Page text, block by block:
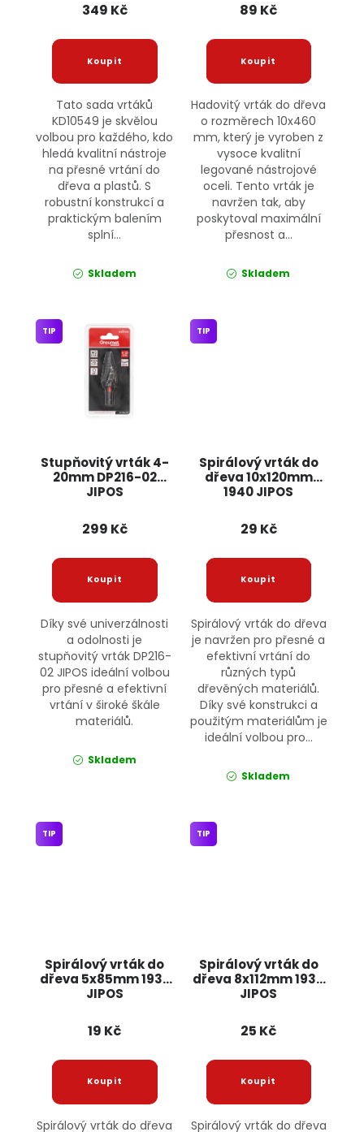
349 Kč
Tato sada vrtáků
KD10549 je skvělou
volbou pro každého, kdo
hledá kvalitní nástroje
na přesné vrtání do
dřeva a plastů. S
robustní konstrukcí a
praktickým balením
splní...
Skladem
89 Kč
Hadovitý vrták do dřeva
o rozměrech 10x460
mm, který je vyroben z
vysoce kvalitní
legované nástrojové
oceli. Tento vrták je
navržen tak, aby
poskytoval maximální
přesnost a...
Skladem
Stupňovitý vrták 4-
20mm DP216-02
JIPOS
TIP
299 Kč
Díky své univerzálnosti
a odolnosti je
stupňovitý vrták DP216-
02 JIPOS ideální volbou
pro přesné a efektivní
vrtání v široké škále
materiálů.
Skladem
Spirálový vrták do
dřeva 10x120mm
1940 JIPOS
TIP
29 Kč
Spirálový vrták do dřeva
je navržen pro přesné a
efektivní vrtání do
různých typů
dřevěných materiálů.
Díky své konstrukci a
použitým materiálům je
ideální volbou pro...
Skladem
Spirálový vrták do
dřeva 5x85mm 1937
JIPOS
TIP
19 Kč
Spirálový vrták do dřeva
Spirálový vrták do
dřeva 8x112mm 1939
JIPOS
TIP
25 Kč
Spirálový vrták do dřeva